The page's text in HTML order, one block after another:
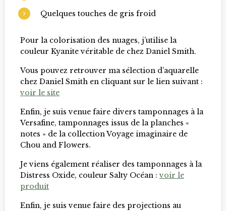
Quelques touches de gris froid
Pour la colorisation des nuages, j’utilise la
couleur Kyanite véritable de chez Daniel Smith.
Vous pouvez retrouver ma sélection d’aquarelle
chez Daniel Smith en cliquant sur le lien suivant :
voir le site
Enfin, je suis venue faire divers tamponnages à la
Versafine, tamponnages issus de la planches «
notes » de la collection Voyage imaginaire de
Chou and Flowers.
Je viens également réaliser des tamponnages à la
Distress Oxide, couleur Salty Océan :voir le
produit
Enfin, je suis venue faire des projections au